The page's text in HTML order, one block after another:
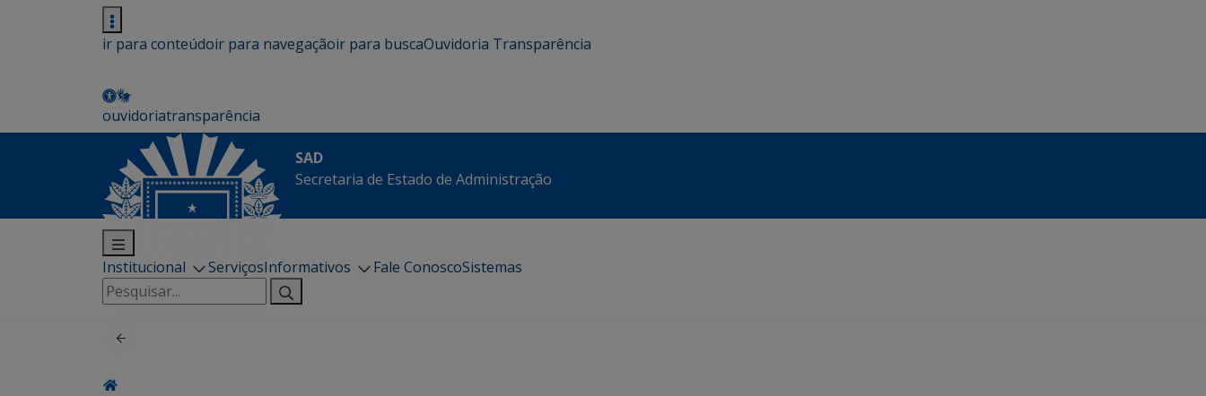
ir para conteúdoir para navegaçãoir para buscaOuvidoria Transparência
ouvidoriatransparência
SAD
Secretaria de Estado de Administração
Institucional ServiçosInformativos Fale ConoscoSistemas
Pesquisar
por: